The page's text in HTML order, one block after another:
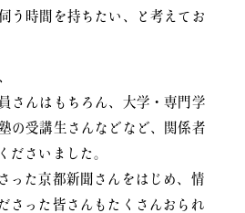
う時間を持ちたい、と考えてお
さんはもちろん、大学・専門学
の受講生さんなどなど、関係者
ださいました。
った京都新聞さんをはじめ、情
さった皆さんもたくさんおられ